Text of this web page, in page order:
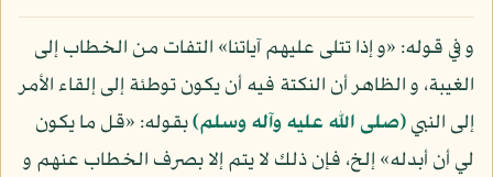
و في قوله: «و إذا تتلى عليهم آياتنا» التفات من الخطاب إلى
الغيبة، و الظاهر أن النكتة فيه أن يكون توطئة إلى إلقاء الأمر
إلى النبي(صلى الله عليه وآله وسلم)بقوله: «قل ما يكون
لي أن أبدله» إلخ، فإن ذلك لا يتم إلا بصرف الخطاب عنهم و